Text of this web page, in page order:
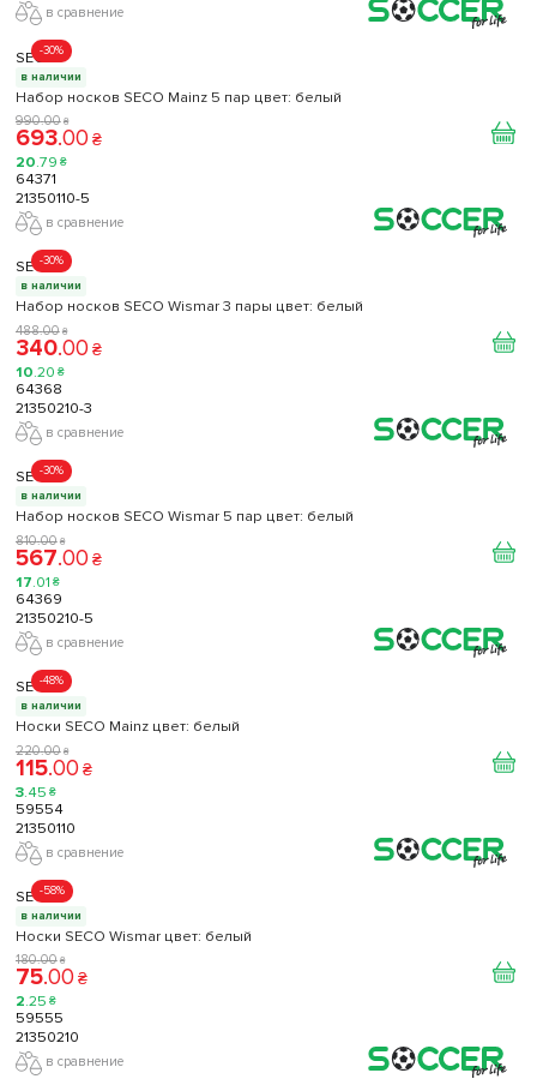
в сравнение
-30%
SECO
в наличии
Набор носков SECO Mainz 5 пар цвет: белый
990.00 ₴
693.00 ₴
20.79 ₴
64371
21350110-5
в сравнение
-30%
SECO
в наличии
Набор носков SECO Wismar 3 пары цвет: белый
488.00 ₴
340.00 ₴
10.20 ₴
64368
21350210-3
в сравнение
-30%
SECO
в наличии
Набор носков SECO Wismar 5 пар цвет: белый
810.00 ₴
567.00 ₴
17.01 ₴
64369
21350210-5
в сравнение
-48%
SECO
в наличии
Носки SECO Mainz цвет: белый
220.00 ₴
115.00 ₴
3.45 ₴
59554
21350110
в сравнение
-58%
SECO
в наличии
Носки SECO Wismar цвет: белый
180.00 ₴
75.00 ₴
2.25 ₴
59555
21350210
в сравнение